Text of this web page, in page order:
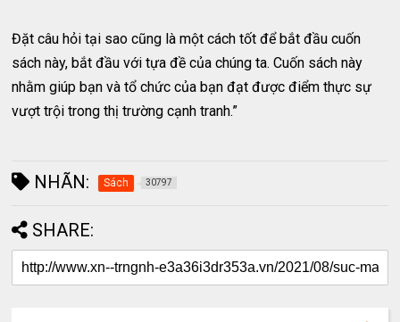
Đặt câu hỏi tại sao cũng là một cách tốt để bắt đầu cuốn
sách này, bắt đầu với tựa đề của chúng ta. Cuốn sách này
nhằm giúp bạn và tổ chức của bạn đạt được điểm thực sự
vượt trội trong thị trường cạnh tranh.”
NHÃN: Sách 30797
SHARE: